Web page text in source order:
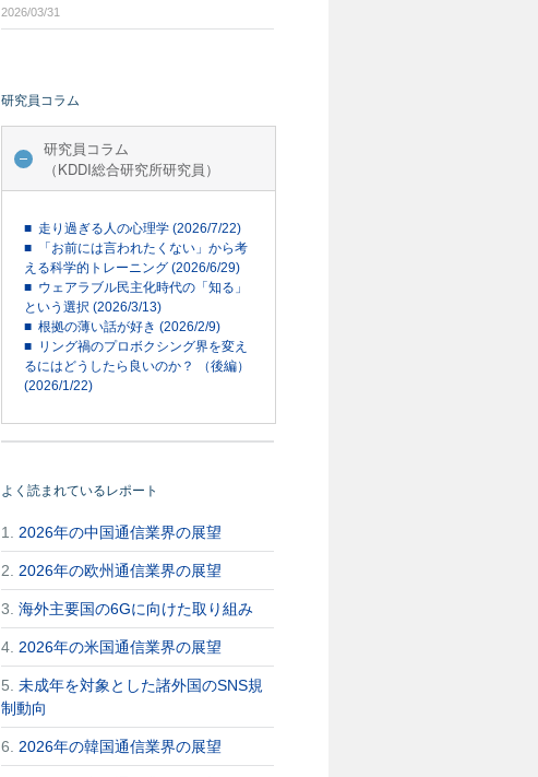
2026/03/31
研究員コラム
研究員コラム
（KDDI総合研究所研究員）
■ 走り過ぎる人の心理学 (2026/7/22)
■ 「お前には言われたくない」から考
える科学的トレーニング (2026/6/29)
■ ウェアラブル民主化時代の「知る」
という選択 (2026/3/13)
■ 根拠の薄い話が好き (2026/2/9)
■ リング禍のプロボクシング界を変え
るにはどうしたら良いのか？ （後編）
(2026/1/22)
よく読まれているレポート
1. 2026年の中国通信業界の展望
2. 2026年の欧州通信業界の展望
3. 海外主要国の6Gに向けた取り組み
4. 2026年の米国通信業界の展望
5. 未成年を対象とした諸外国のSNS規
制動向
6. 2026年の韓国通信業界の展望